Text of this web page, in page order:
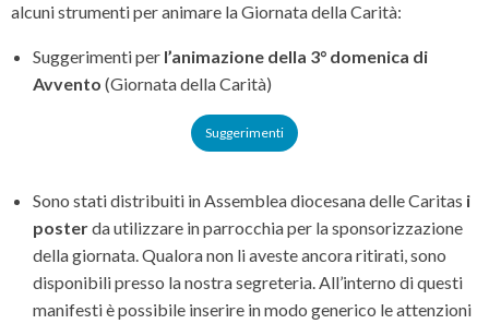
alcuni strumenti per animare la Giornata della Carità:
Suggerimenti per l’animazione della 3° domenica di
Avvento (Giornata della Carità)
Suggerimenti
Sono stati distribuiti in Assemblea diocesana delle Caritas i
posterda utilizzare in parrocchia per la sponsorizzazione
della giornata. Qualora non li aveste ancora ritirati, sono
disponibili presso la nostra segreteria. All’interno di questi
manifesti è possibile inserire in modo generico le attenzioni